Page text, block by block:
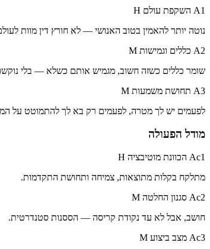
A1 השקפת עולם
H
נוטה יותר להאמין בטוב האנושי — לא חורץ דין מוות
A2 כללים וגמישות
M
שומר כללים כשזה חשוב, מגמיש אותם כשלא — בלי
A3 תחושת משמעות
M
לפעמים יש לך מטרה, לפעמים רק בא לך להתמוטט על
מודל הפעולה
Ac1 הכוונת מוטיבציה
H
מתלקח בקלות מתוצאות, צמיחה ותחושת התקדמות.
Ac2 סגנון החלטה
M
חושב, אבל לא עד נקודת קריסה — הססנות סטנדרטית.
Ac3 מצב ביצוע
M